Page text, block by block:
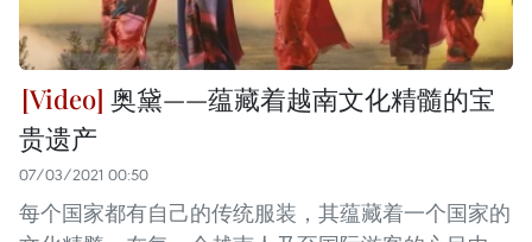
奥黛——蕴藏着越南文化精髓的宝
贵遗产
07/03/2021 00:50
每个国家都有自己的传统服装，其蕴藏着一个国家的